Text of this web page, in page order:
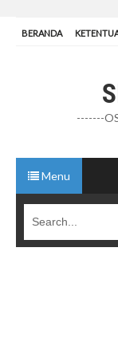
BERANDA
-------
Menu